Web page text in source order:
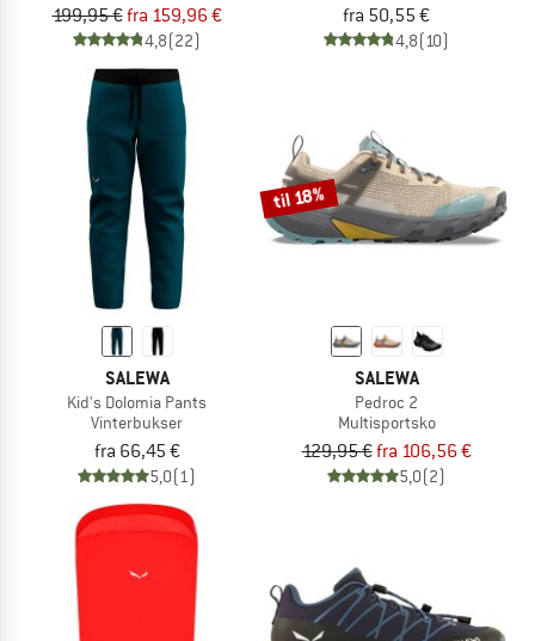
199,95 €fra 159,96 €
4,8(22)
fra 50,55 €
4,8(10)
SALEWA
Kid's Dolomia Pants
Vinterbukser
fra 66,45 €
5,0(1)
til 18%
SALEWA
Pedroc 2
Multisportsko
129,95 €fra 106,56 €
5,0(2)